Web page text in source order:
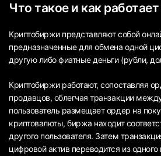
Что такое и как
Криптобиржи представляют собой
предназначенные для обмена одной
другую либо фиатные деньги (рубли,
Криптобиржи работают, сопоставляя
продавцов, облегчая транзакции
пользователь размещает ордер на
криптовалюты, биржа находит
другого пользователя. Затем
цифровой актив переводится из